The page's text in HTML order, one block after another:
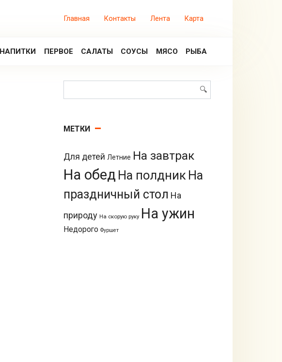
Главная Контакты Лента Карта
НАПИТКИ ПЕРВОЕ САЛАТЫ СОУСЫ МЯСО РЫБА
МЕТКИ
Для детей Летние На завтрак
На обед На полдник На
праздничный стол На
природу На скорую руку На ужин
Недорого Фуршет